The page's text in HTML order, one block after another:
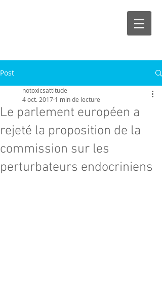
Post
Le parlement européen a
rejeté la proposition de la
commission sur les
perturbateurs endocriniens
notoxicsattitude
4 oct. 2017 1 min de lecture